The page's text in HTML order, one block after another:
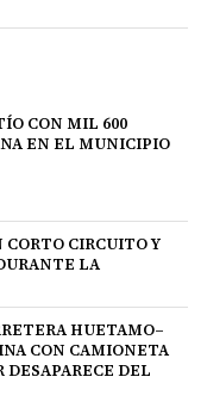
CON MIL 600
EN EL MUNICIPIO
CIRCUITO Y
LA
HUETAMO–
CON CAMIONETA
DESAPARECE DEL